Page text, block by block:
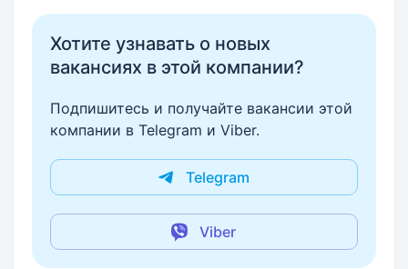
Хотите узнавать о новых
вакансиях в этой компании?
Подпишитесь и получайте вакансии этой
компании в Telegram и Viber.
Telegram
Viber